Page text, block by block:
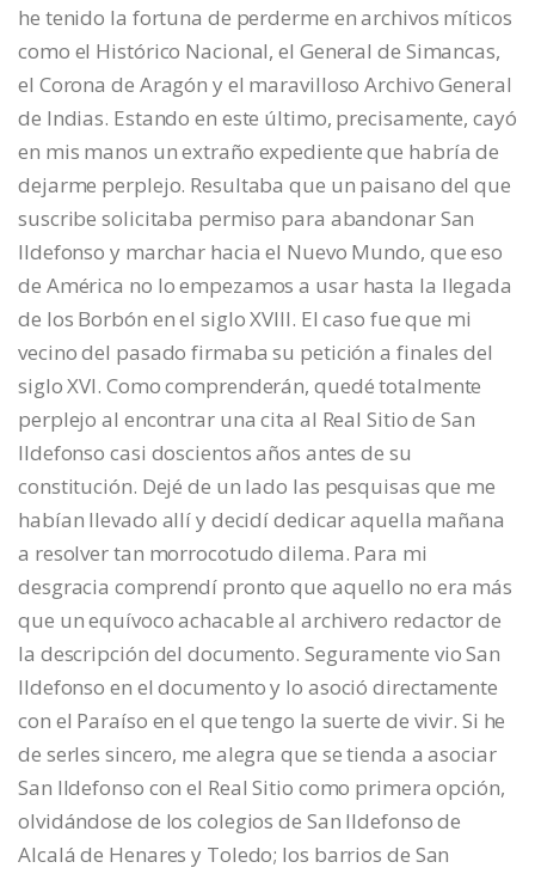
he tenido la fortuna de perderme en archivos míticos
como el Histórico Nacional, el General de Simancas,
el Corona de Aragón y el maravilloso Archivo General
de Indias. Estando en este último, precisamente, cayó
en mis manos un extraño expediente que habría de
dejarme perplejo. Resultaba que un paisano del que
suscribe solicitaba permiso para abandonar San
Ildefonso y marchar hacia el Nuevo Mundo, que eso
de América no lo empezamos a usar hasta la llegada
de los Borbón en el siglo XVIII. El caso fue que mi
vecino del pasado firmaba su petición a finales del
siglo XVI. Como comprenderán, quedé totalmente
perplejo al encontrar una cita al Real Sitio de San
Ildefonso casi doscientos años antes de su
constitución. Dejé de un lado las pesquisas que me
habían llevado allí y decidí dedicar aquella mañana
a resolver tan morrocotudo dilema. Para mi
desgracia comprendí pronto que aquello no era más
que un equívoco achacable al archivero redactor de
la descripción del documento. Seguramente vio San
Ildefonso en el documento y lo asoció directamente
con el Paraíso en el que tengo la suerte de vivir. Si he
de serles sincero, me alegra que se tienda a asociar
San Ildefonso con el Real Sitio como primera opción,
olvidándose de los colegios de San Ildefonso de
Alcalá de Henares y Toledo; los barrios de San